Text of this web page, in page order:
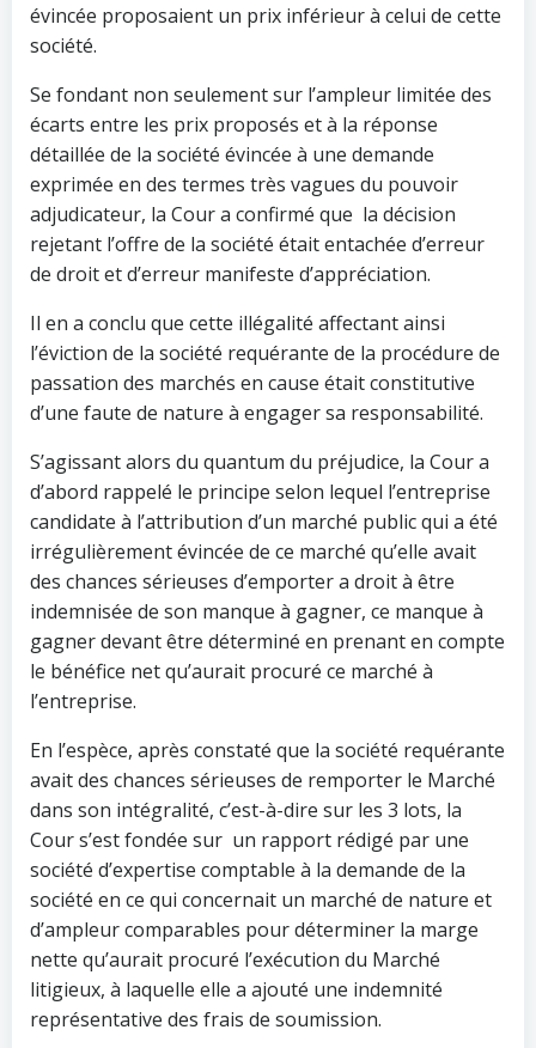
évincée proposaient un prix inférieur à celui de cette
société.
Se fondant non seulement sur l’ampleur limitée des
écarts entre les prix proposés et à la réponse
détaillée de la société évincée à une demande
exprimée en des termes très vagues du pouvoir
adjudicateur, la Cour a confirmé que la décision
rejetant l’offre de la société était entachée d’erreur
de droit et d’erreur manifeste d’appréciation.
Il en a conclu que cette illégalité affectant ainsi
l’éviction de la société requérante de la procédure de
passation des marchés en cause était constitutive
d’une faute de nature à engager sa responsabilité.
S’agissant alors du quantum du préjudice, la Cour a
d’abord rappelé le principe selon lequel l’entreprise
candidate à l’attribution d’un marché public qui a été
irrégulièrement évincée de ce marché qu’elle avait
des chances sérieuses d’emporter a droit à être
indemnisée de son manque à gagner, ce manque à
gagner devant être déterminé en prenant en compte
le bénéfice net qu’aurait procuré ce marché à
l’entreprise.
En l’espèce, après constaté que la société requérante
avait des chances sérieuses de remporter le Marché
dans son intégralité, c’est-à-dire sur les 3 lots, la
Cour s’est fondée sur un rapport rédigé par une
société d’expertise comptable à la demande de la
société en ce qui concernait un marché de nature et
d’ampleur comparables pour déterminer la marge
nette qu’aurait procuré l’exécution du Marché
litigieux, à laquelle elle a ajouté une indemnité
représentative des frais de soumission.